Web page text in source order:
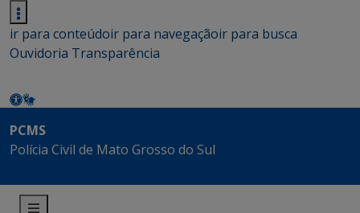
ir para conteúdoir para navegaçãoir para busca
Ouvidoria Transparência
PCMS
Polícia Civil de Mato Grosso do Sul